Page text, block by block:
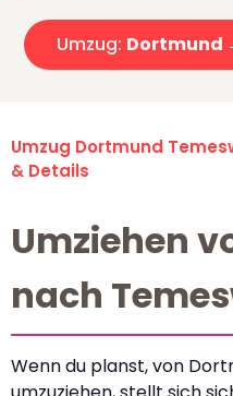
Umzug: Dortmund
Umzug Dortmund
& Details
Umziehen
nach
Wenn du planst, von